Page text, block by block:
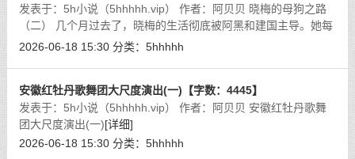
发表于：5h小说（5hhhhh.vip） 作者：阿贝贝 晓梅的母狗之路
（二） 几个月过去了，晓梅的生活彻底被阿黑和建国主导。她每
天醒来，第一件事就是伸懒腰，感觉阴道里还残留着昨晚狗鸡巴
2026-06-18 15:30 分类： 5hhhhh
安徽红牡丹歌舞团大尺度演出(一)【字数：4445】
发表于：5h小说（5hhhhh.vip） 作者：阿贝贝 安徽红牡丹歌舞
团大尺度演出(一)[详细]
2026-06-18 15:30 分类： 5hhhhh